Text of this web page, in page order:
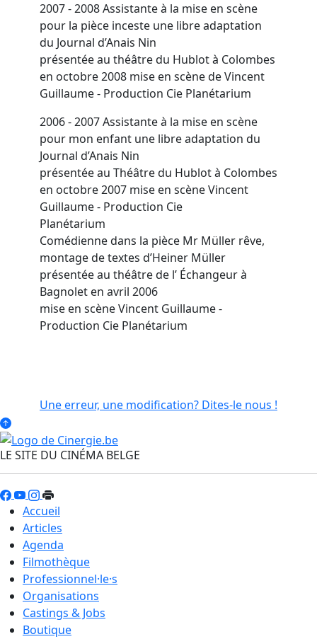
2007 - 2008Assistante à la mise en scène
pour la pièce inceste une libre adaptation
du Journal d’Anais Nin
présentée au théâtre du Hublot à Colombes
en octobre 2008 mise en scène de Vincent
Guillaume - Production Cie Planétarium
2006 - 2007Assistante à la mise en scène
pour mon enfant une libre adaptation du
Journal d’Anais Nin
présentée au Théâtre du Hublot à Colombes
en octobre 2007 mise en scène Vincent
Guillaume - Production Cie
Planétarium
Comédienne dans la pièce Mr Müller rêve,
montage de textes d’Heiner Müller
présentée au théâtre de l’ Échangeur à
Bagnolet en avril 2006
mise en scène Vincent Guillaume -
Production Cie Planétarium
Une erreur, une modification? Dites-le nous !
LE SITE DU CINÉMA BELGE
Accueil
Articles
Agenda
Filmothèque
Professionnel·le·s
Organisations
Castings & Jobs
Boutique